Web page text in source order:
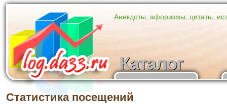
Анекдоты, афоризмы, цитаты,
Каталог
Каталог
участников
Статистика посещений